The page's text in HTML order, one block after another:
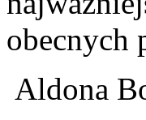
obecnych
Aldona